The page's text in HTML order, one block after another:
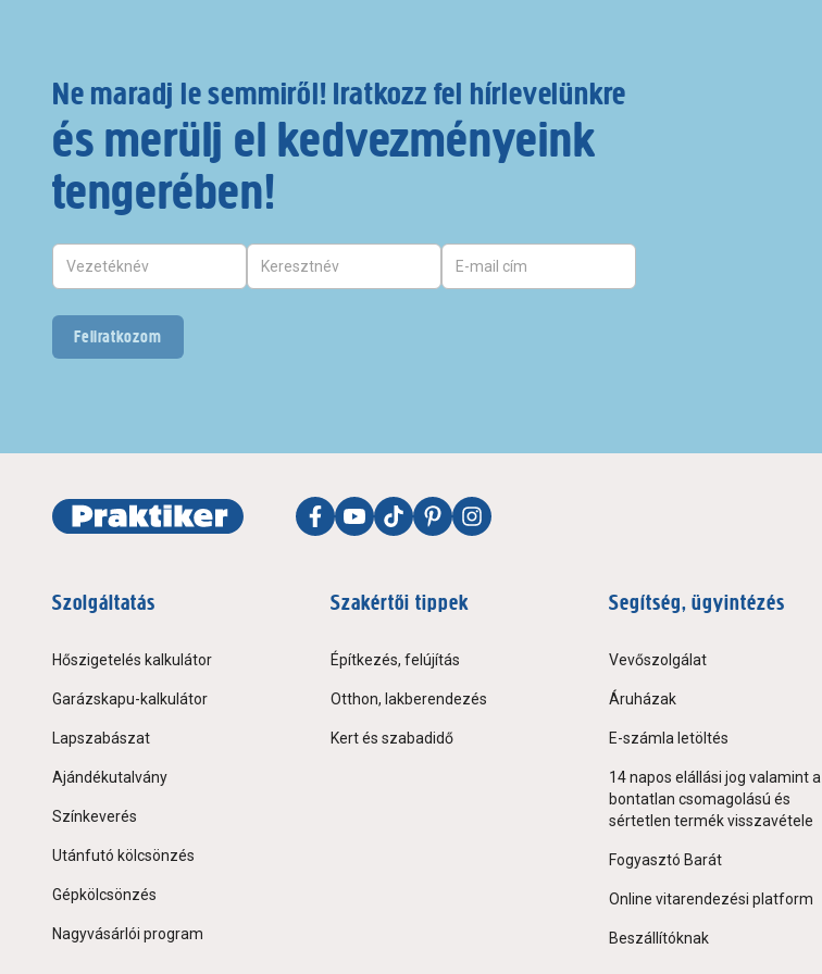
Ne maradj le semmiről! Iratkozz fel hírlevelünkre
és merülj el kedvezményeink
tengerében!
Feliratkozom
Szolgáltatás
Hőszigetelés kalkulátor
Garázskapu-kalkulátor
Lapszabászat
Ajándékutalvány
Színkeverés
Utánfutó kölcsönzés
Gépkölcsönzés
Nagyvásárlói program
Szakértői tippek
Építkezés, felújítás
Otthon, lakberendezés
Kert és szabadidő
Segítség, ügyintézés
Vevőszolgálat
Áruházak
E-számla letöltés
14 napos elállási jog valamint a
bontatlan csomagolású és
sértetlen termék visszavétele
Fogyasztó Barát
Online vitarendezési platform
Beszállítóknak